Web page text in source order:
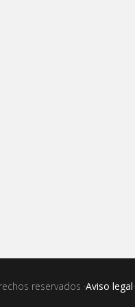
reservados ·Aviso legal·